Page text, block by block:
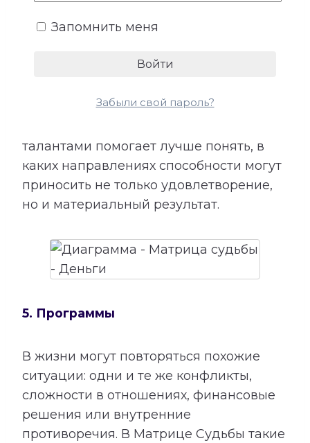
деятельности, качества, необходимые
лишних расходов, внутренние
более устойчивого денежного потока.
талантами помогает лучше понять, в
каких направлениях способности могут
приносить не только удовлетворение,
но и материальный результат.
5. Программы
В жизни могут повторяться похожие
ситуации: одни и те же конфликты,
сложности в отношениях, финансовые
решения или внутренние
противоречия. В Матрице Судьбы такие
Запомнить меня
Забыли свой пароль?